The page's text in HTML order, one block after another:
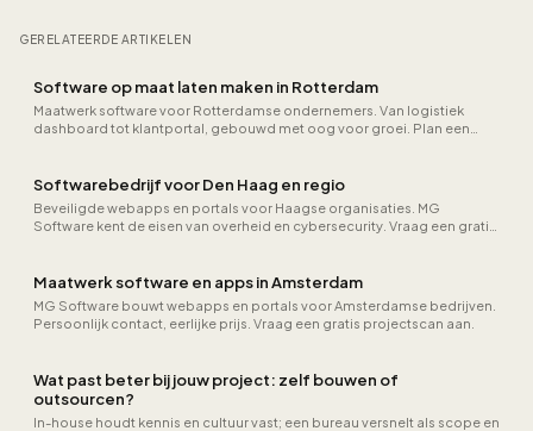
GERELATEERDE ARTIKELEN
Software op maat laten maken in Rotterdam
Maatwerk software voor Rotterdamse ondernemers. Van logistiek
dashboard tot klantportal, gebouwd met oog voor groei. Plan een
Softwarebedrijf voor Den Haag en regio
Beveiligde webapps en portals voor Haagse organisaties. MG
Software kent de eisen van overheid en cybersecurity. Vraag een gratis
Maatwerk software en apps in Amsterdam
MG Software bouwt webapps en portals voor Amsterdamse bedrijven.
Persoonlijk contact, eerlijke prijs. Vraag een gratis projectscan aan.
Wat past beter bij jouw project: zelf bouwen of
outsourcen?
In-house houdt kennis en cultuur vast; een bureau versnelt als scope en